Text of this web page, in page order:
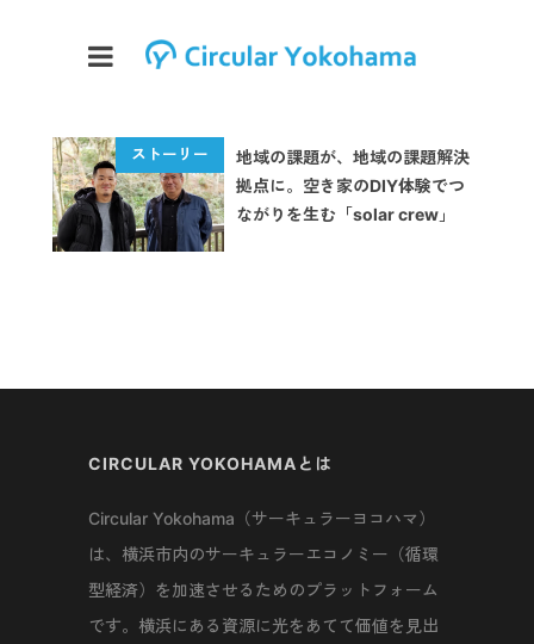
地域の課題が、地域の課題解決
拠点に。空き家のDIY体験でつ
ながりを生む「solar crew」
CIRCULAR YOKOHAMAとは
Circular Yokohama（サーキュラーヨコハマ）
は、横浜市内のサーキュラーエコノミー（循環
型経済）を加速させるためのプラットフォーム
です。横浜にある資源に光をあてて価値を見出